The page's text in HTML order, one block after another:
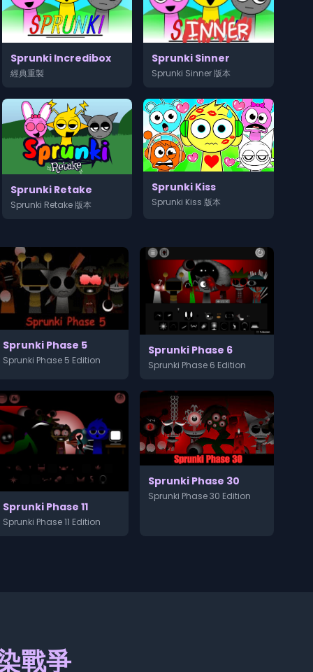
Sprunki Incredibox
經典重製
Sprunki Sinner
Sprunki Sinner 版本
Sprunki Retake
Sprunki Retake 版本
Sprunki Kiss
Sprunki Kiss 版本
Sprunki Phase 5
Sprunki Phase 5 Edition
Sprunki Phase 6
Sprunki Phase 6 Edition
Sprunki Phase 11
Sprunki Phase 11 Edition
Sprunki Phase 30
Sprunki Phase 30 Edition
戰爭